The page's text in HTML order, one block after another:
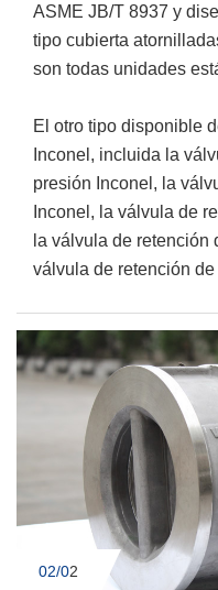
ASME JB/T 8937 y
tipo cubierta
son todas unidades
El otro tipo disponible
Inconel, incluida la
presión Inconel, la
Inconel, la válvula de
la válvula de retención
válvula de retención
02/02